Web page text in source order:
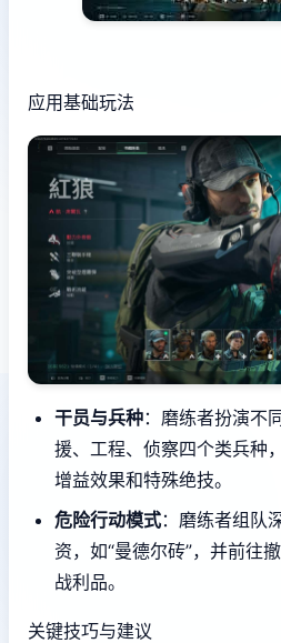
应用基础玩法
干员与兵种：磨练者扮演不
援、工程、侦察四个类兵种
增益效果和特殊绝技。
危险行动模式：磨练者组队
资，如“曼德尔砖”，并前往
战利品。
关键技巧与建议